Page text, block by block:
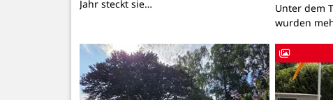
Jahr steckt sie…
Unter dem
wurden